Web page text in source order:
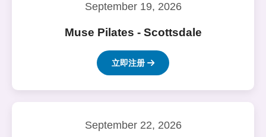
September 19, 2026
Muse Pilates - Scottsdale
立即注册
September 22, 2026